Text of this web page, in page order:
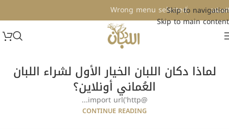
Skip to navigation
Skip to main content
العملات Wrong menu selected
لماذا دكان اللبان الخيار الأول لشراء اللبان
العُماني أونلاين؟
@import url('http...
CONTINUE READING